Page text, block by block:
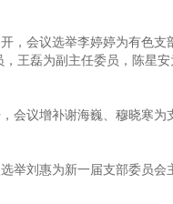
，会议选举李婷婷为有色
王磊为副主任委员，陈星
会议增补谢海巍、穆晓寒为
举刘惠为新一届支部委员会